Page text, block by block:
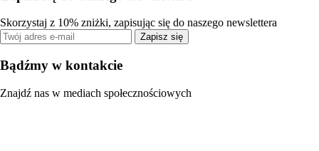
Skorzystaj z 10% zniżki, zapisując się do naszego newslettera
Zapisz się
Bądźmy w kontakcie
Znajdź nas w mediach społecznościowych